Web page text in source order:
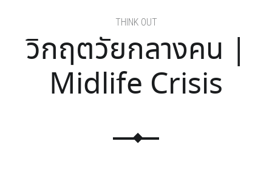
วิกฤตวัยกลางคน |
Midlife Crisis
THINK OUT